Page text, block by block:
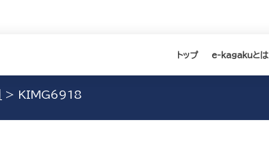
トップ e-kagakuとは
> KIMG6918